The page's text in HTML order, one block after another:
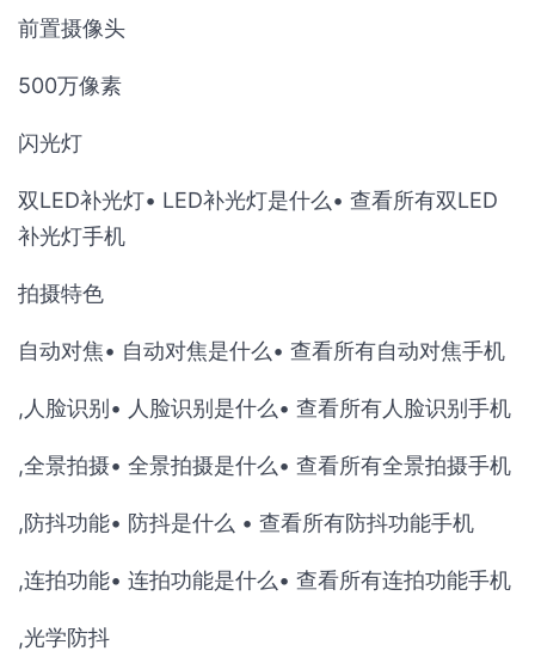
前置摄像头
500万像素
闪光灯
双LED补光灯• LED补光灯是什么• 查看所有双LED
补光灯手机
拍摄特色
自动对焦• 自动对焦是什么• 查看所有自动对焦手机
,人脸识别• 人脸识别是什么• 查看所有人脸识别手机
,全景拍摄• 全景拍摄是什么• 查看所有全景拍摄手机
,防抖功能• 防抖是什么 • 查看所有防抖功能手机
,连拍功能• 连拍功能是什么• 查看所有连拍功能手机
,光学防抖